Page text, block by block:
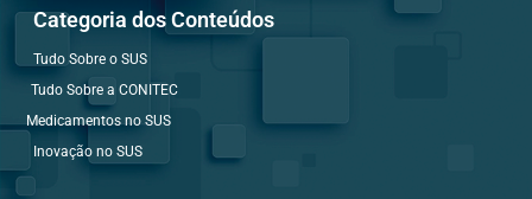
Categoria dos Conteúdos
Tudo Sobre o SUS
Tudo Sobre a CONITEC
Medicamentos no SUS
Inovação no SUS